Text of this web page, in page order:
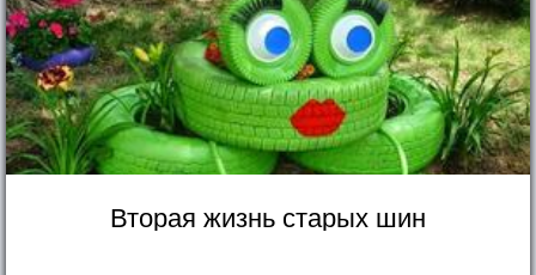
Вторая жизнь старых шин